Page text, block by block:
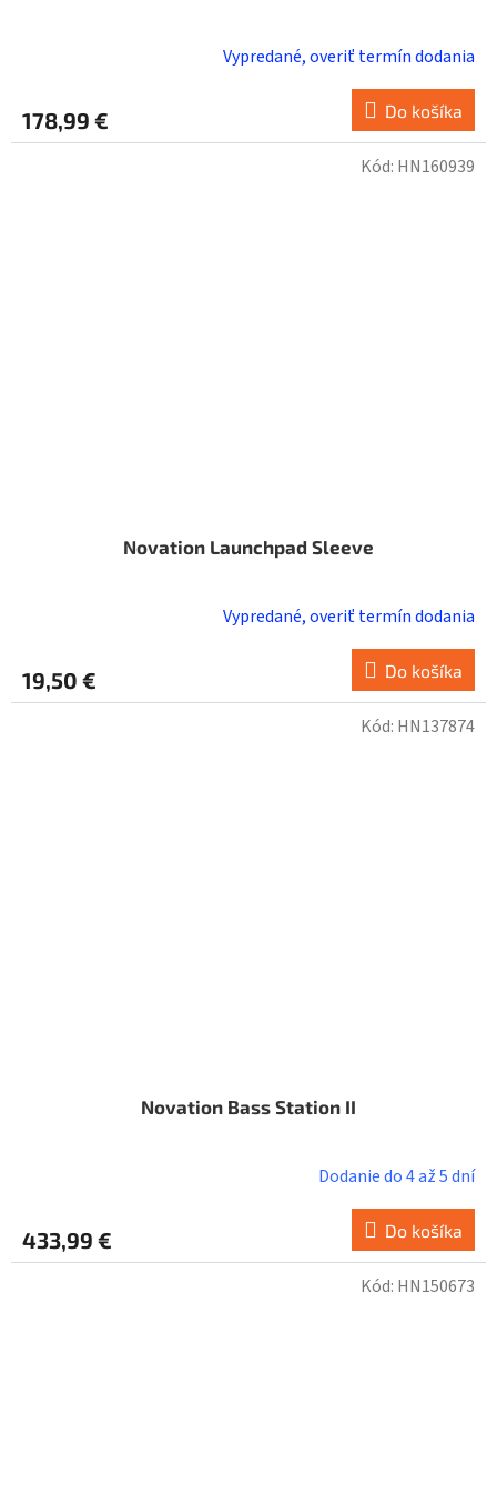
Vypredané, overiť termín dodania
178,99 € Do košíka
Novation Launchpad Sleeve
Vypredané, overiť termín dodania
19,50 € Do košíka
Kód: HN160939
Novation Bass Station II
Dodanie do 4 až 5 dní
433,99 € Do košíka
Kód: HN137874
Kód: HN150673